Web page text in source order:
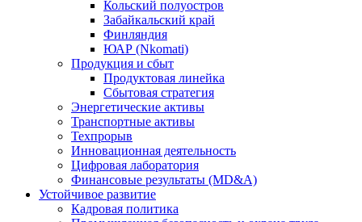
Кольский полуостров
Забайкальский край
Финляндия
ЮАР (Nkomati)
Продукция и сбыт
Продуктовая линейка
Сбытовая стратегия
Энергетические активы
Транспортные активы
Техпрорыв
Инновационная деятельность
Цифровая лаборатория
Финансовые результаты (MD&A)
Устойчивое развитие
Кадровая политика